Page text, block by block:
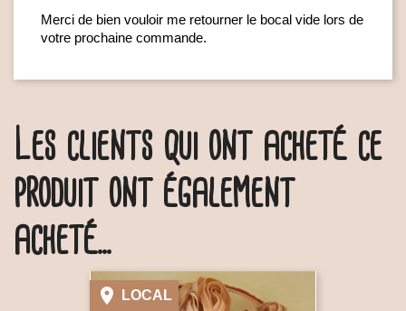
Merci de bien vouloir me retourner le bocal vide lors de
votre prochaine commande.
Les clients qui ont acheté ce
produit ont également
acheté...
 LOCAL